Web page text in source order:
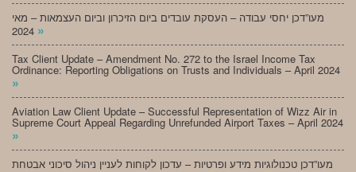
מעו”דכן יחסי עבודה – העסקת עובדים ביום הזיכרון וביום העצמאות – מאי
»
Tax Client Update – Amendment No. 272 to the Israel Income Tax
Ordinance: Reporting Obligations on Trusts and Individuals – April 2024
»
Aviation Law Client Update – Successful Representation of Wizz Air in
Supreme Court Appeal Regarding Unrefunded Airport Taxes – April 2024
»
מעו”דכן טכנולוגיות מידע ופרטיות – עדכון לקוחות לעניין ניהול סיכוני אבטחת